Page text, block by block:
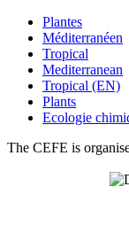
Plantes
Méditerranéen
Tropical
Mediterranean
Tropical (EN)
Plants
Ecologie
The CEFE is